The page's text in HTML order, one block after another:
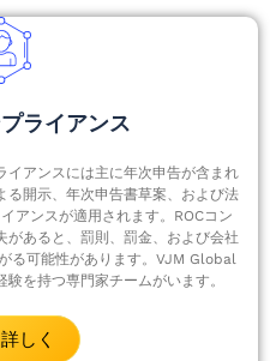
ライアンス
イアンスには主に年次申告が含まれ
る開示、年次申告書草案、および法
アンスが適用されます。ROCコン
があると、罰則、罰金、および会社
る可能性があります。VJM Global
を持つ専門家チームがいます。
しく